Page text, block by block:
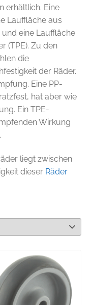
erhältlich. Eine
Lauffläche aus
eine Lauffläche
(TPE). Zu den
die
der Räder.
Eine PP-
hat aber wie
Ein TPE-
Wirkung
liegt zwischen
dieser Räder